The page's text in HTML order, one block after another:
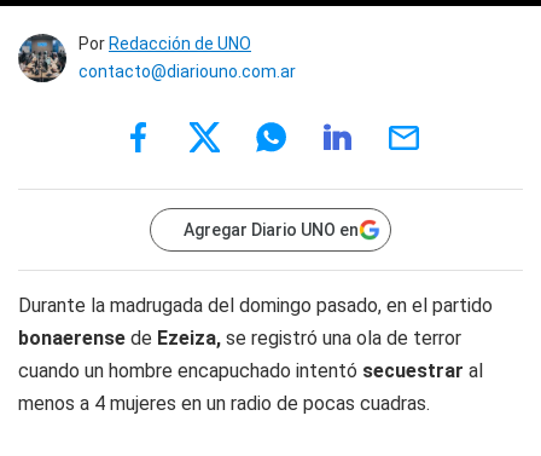
Por Redacción de UNO
contacto@diariouno.com.ar
Agregar Diario UNO en
Durante la madrugada del domingo pasado, en el partido
bonaerense de Ezeiza, se registró una ola de terror
cuando un hombre encapuchado intentó secuestrar al
menos a 4 mujeres en un radio de pocas cuadras.